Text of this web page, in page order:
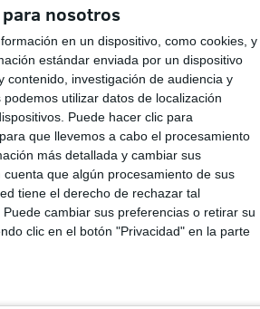
nosotros
en un dispositivo, como cookies, y
estándar enviada por un dispositivo
contenido, investigación de audiencia y
utilizar datos de localización
Puede hacer clic para
que llevemos a cabo el procesamiento
más detallada y cambiar sus
cuenta que algún procesamiento de sus
tiene el derecho de rechazar tal
cambiar sus preferencias o retirar su
clic en el botón "Privacidad" en la parte